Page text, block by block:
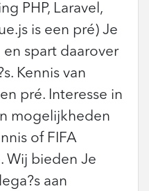
PHP, Laravel,
is een pré) Je
spart daarover
Kennis van
pré. Interesse in
mogelijkheden
of FIFA
Wij bieden Je
aan